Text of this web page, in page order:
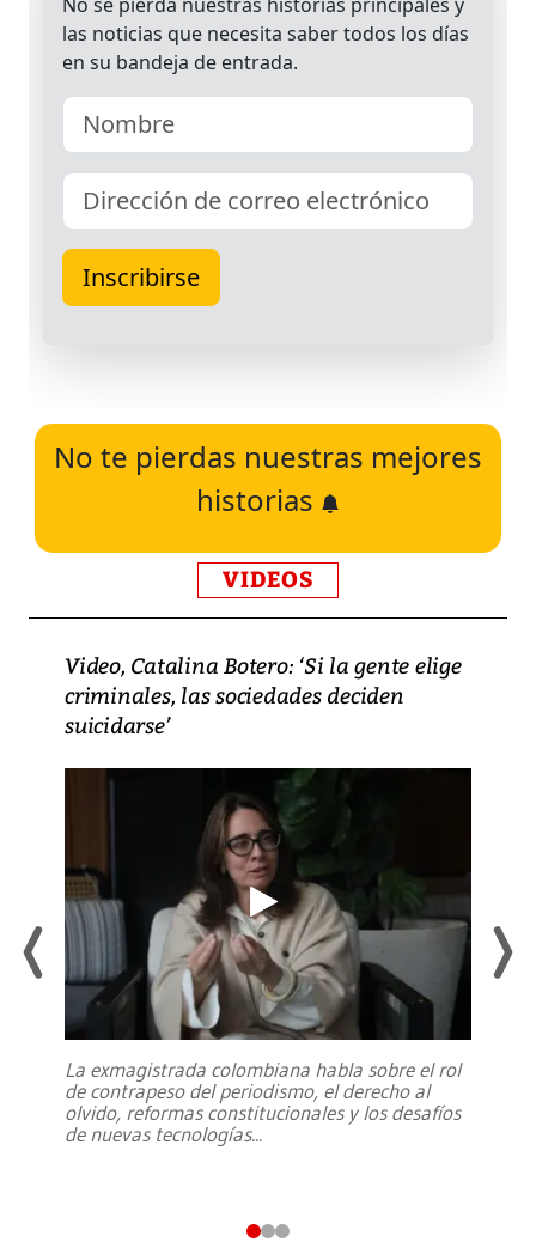
No te pierdas nuestras mejores
historias
VIDEOS
Video, Catalina Botero: ‘Si la gente elige
criminales, las sociedades deciden
suicidarse’
La exmagistrada colombiana habla sobre el rol
de contrapeso del periodismo, el derecho al
olvido, reformas constitucionales y los desafíos
de nuevas tecnologías...